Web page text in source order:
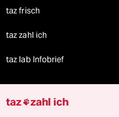
taz frisch
taz zahl ich
taz lab Infobrief
Veranstaltungen
taz zahl ich